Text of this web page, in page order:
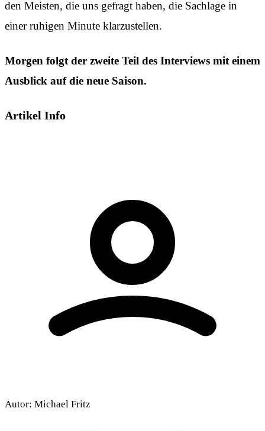
den Meisten, die uns gefragt haben, die Sachlage in
einer ruhigen Minute klarzustellen.
Morgen folgt der zweite Teil des Interviews mit einem
Ausblick auf die neue Saison.
Artikel Info
Autor: Michael Fritz